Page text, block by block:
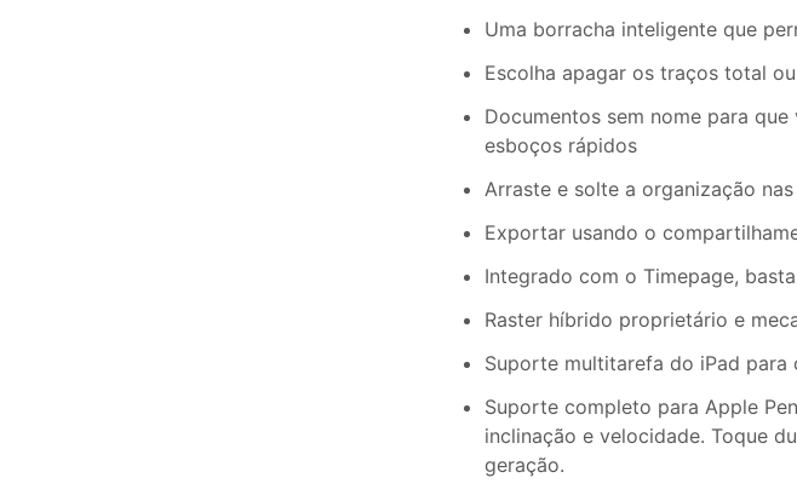
Uma borracha inteligente que
Escolha apagar os traços total
Documentos sem nome para
esboços rápidos
Arraste e solte a organização
Exportar usando o
Integrado com o Timepage,
Raster híbrido proprietário e
Suporte multitarefa do iPad para
Suporte completo para Apple
inclinação e velocidade. Toque
geração.